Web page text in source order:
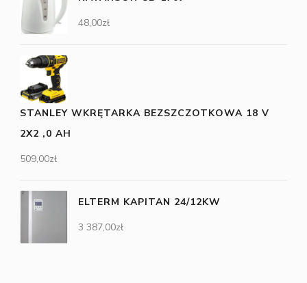
48,00zł
STANLEY WKRĘTARKA BEZSZCZOTKOWA 18 V
2X2 ,0 AH
509,00zł
ELTERM KAPITAN 24/12KW
3 387,00zł